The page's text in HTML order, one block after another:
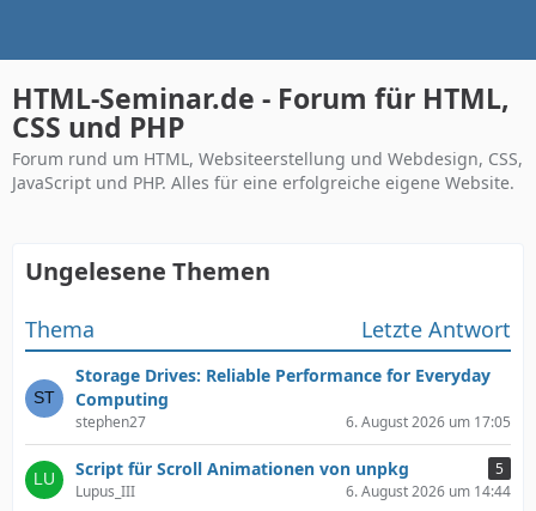
HTML-Seminar.de - Forum für HTML,
CSS und PHP
Forum rund um HTML, Websiteerstellung und Webdesign, CSS,
JavaScript und PHP. Alles für eine erfolgreiche eigene Website.
Ungelesene Themen
Thema Letzte Antwort
Storage Drives: Reliable Performance for Everyday
Computing
stephen27 6. August 2026 um 17:05
Script für Scroll Animationen von unpkg
5
Lupus_III
6. August 2026 um 14:44